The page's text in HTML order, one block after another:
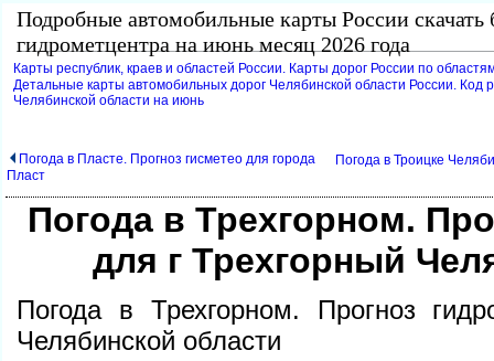
Подробные автомобильные карты России скачать
идрометцентра на июнь месяц 2026 года
Карты республик, краев и областей России. Карты дорог России по
Детальные карты автомобильных дорог Челябинской области России. Код
Челябинской области на июнь
Погода в Пласте. Прогноз гисметео для города
Пласт
Погода в Троицке
Погода в Трехгорном.
для г Трехгорный
Погода в Трехгорном. Прогноз
Челябинской области